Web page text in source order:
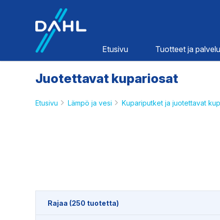
Etusivu Tuotteet ja
Juotettavat kupariosat
Etusivu Lämpö ja vesi Kupariputket ja juotettavat
Rajaa (250 tuotetta)